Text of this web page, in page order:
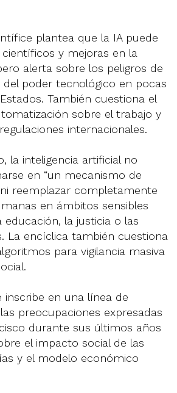
plantea que la IA puede
y mejoras en la
alerta sobre los peligros de
poder tecnológico en pocas
También cuestiona el
sobre el trabajo y
internacionales.
la inteligencia artificial no
en “un mecanismo de
ni reemplazar completamente
en ámbitos sensibles
la justicia o las
La encíclica también cuestiona
para vigilancia masiva
inscribe en una línea de
preocupaciones expresadas
durante sus últimos años
el impacto social de las
y el modelo económico